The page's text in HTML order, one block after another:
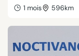
1 mois 596km